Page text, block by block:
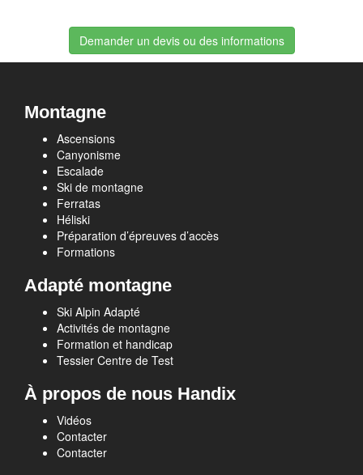
Demander un devis ou des informations
Montagne
Ascensions
Canyonisme
Escalade
Ski de montagne
Ferratas
Héliski
Préparation d’épreuves d’accès
Formations
Adapté montagne
Ski Alpin Adapté
Activités de montagne
Formation et handicap
Tessier Centre de Test
À propos de nous Handix
Vidéos
Contacter
Contacter